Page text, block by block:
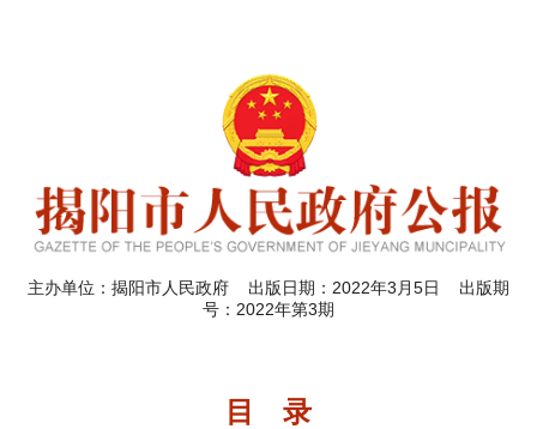
主办单位：揭阳市人民政府 出版日期：2022年3月5日 出版期
号：2022年第3期
目 录